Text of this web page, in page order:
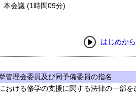
本会議 (1時間09分)
はじめか
管理会委員及び同予備委員の指名
おける修学の支援に関する法律の一部を